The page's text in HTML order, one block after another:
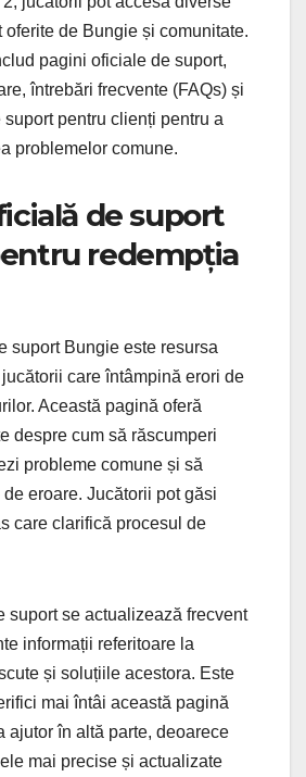
oferite de Bungie și comunitate.
pagini oficiale de suport,
întrebări frecvente (FAQs) și
pentru clienți pentru a
problemelor comune.
de suport
redempția
suport Bungie este resursa
care întâmpină erori de
Această pagină oferă
despre cum să răscumperi
probleme comune și să
eroare. Jucătorii pot găsi
care clarifică procesul de
suport se actualizează frecvent
informații referitoare la
și soluțiile acestora. Este
mai întâi această pagină
ajutor în altă parte, deoarece
mai precise și actualizate